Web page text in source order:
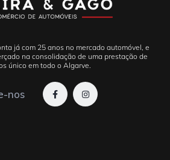
já com 25 anos no mercado automóvel, e
na consolidação de uma prestação de
único em todo o Algarve.
nos